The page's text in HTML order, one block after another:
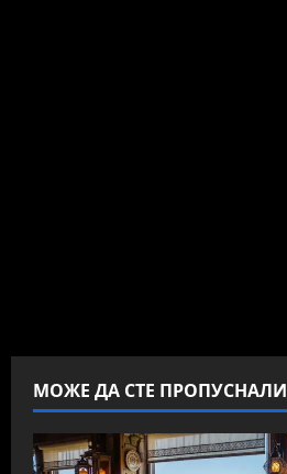
МОЖЕ ДА СТЕ ПРОПУСНАЛИ